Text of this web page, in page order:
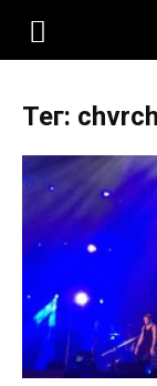
KLOOP.KG
Новости
Кыргызстана
Тег: